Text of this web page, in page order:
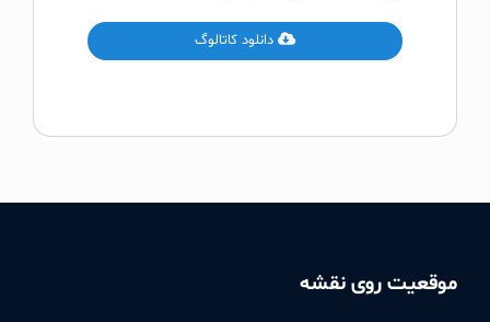
دانلود کاتالوگ
موقعیت روی نقشه